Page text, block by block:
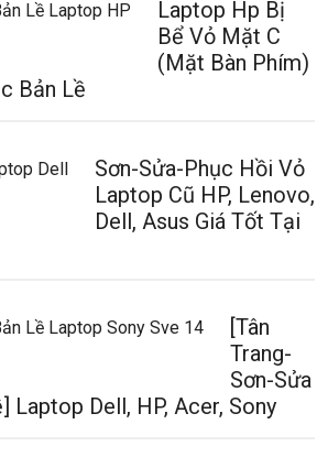
Laptop Hp Bị
Bể Vỏ Mặt C
(Mặt Bàn Phím)
Bản Lề
Sơn-Sửa-Phục Hồi Vỏ
Laptop Cũ HP, Lenovo,
Dell, Asus Giá Tốt Tại
[Tân
Trang-
Sơn-Sửa
Laptop Dell, HP, Acer, Sony